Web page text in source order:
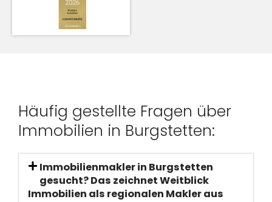
Häufig gestellte Fragen über
Immobilien in Burgstetten:
Immobilienmakler in Burgstetten
gesucht? Das zeichnet Weitblick
Immobilien als regionalen Makler aus